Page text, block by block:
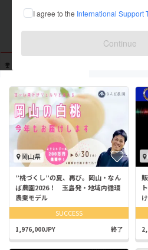
I agree to the International Support
Continue
出身国：未設定
岡山県
”桃づくし”の夏、再び。岡山・なん
ば農園2026！ 玉島発・地域内循環
農業モデル
SUCCESS
1,976,000JPY 終了